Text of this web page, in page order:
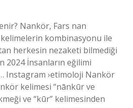
Nankör, Fars nan
kelimelerin kombinasyonu ile
herkesin nezaketi bilmediği
2024 İnsanların eğilimi
Instagram ›etimoloji Nankör
kelimesi “nānkūr ve
ve “kūr” kelimesinden